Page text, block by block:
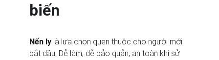
biến
Nến ly là lựa chọn quen thuộc cho người mới
bắt đầu. Dễ làm, dễ bảo quản, an toàn khi sử